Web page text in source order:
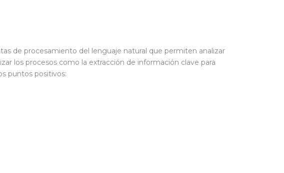
de procesamiento del lenguaje natural que permiten analizar
los procesos como la extracción de información clave para
puntos positivos: